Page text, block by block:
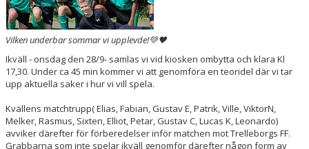
Vilken underbar sommar vi upplevde!💚🖤
Ikväll - onsdag den 28/9- samlas vi vid kiosken ombytta och klara Kl
17,30. Under ca 45 min kommer vi att genomföra en teoridel där vi tar
upp aktuella saker i hur vi vill spela.
Kvällens matchtrupp( Elias, Fabian, Gustav E, Patrik, Ville, ViktorN,
Melker, Rasmus, Sixten, Elliot, Petar, Gustav C, Lucas K, Leonardo)
avviker därefter för förberedelser inför matchen mot Trelleborgs FF.
Grabbarna som inte spelar ikväll genomför därefter någon form av